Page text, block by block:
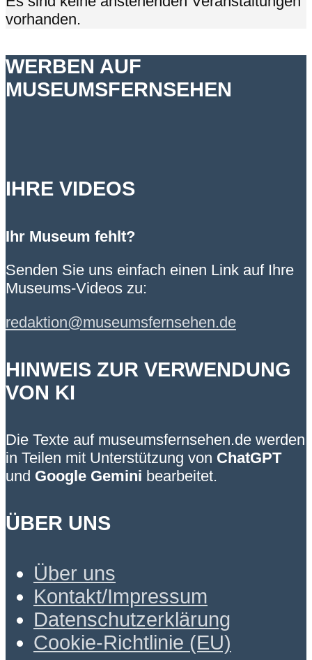
vorhanden.
WERBEN AUF
MUSEUMSFERNSEHEN
IHRE VIDEOS
Ihr Museum fehlt?
Senden Sie uns einfach einen Link auf Ihre
Museums-Videos zu:
redaktion@museumsfernsehen.de
HINWEIS ZUR VERWENDUNG
VON KI
Die Texte auf museumsfernsehen.de werden
in Teilen mit Unterstützung von ChatGPT
und Google Gemini bearbeitet.
ÜBER UNS
Über uns
Kontakt/Impressum
Datenschutzerklärung
Cookie-Richtlinie (EU)